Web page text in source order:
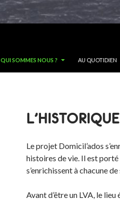
QUI SOMMES NOUS ? AU QUOTIDIEN
L’HISTORIQUE
Le projet Domicil’ados
histoires de vie. Il est
s’enrichissent à chacune
Avant d’être un LVA, le